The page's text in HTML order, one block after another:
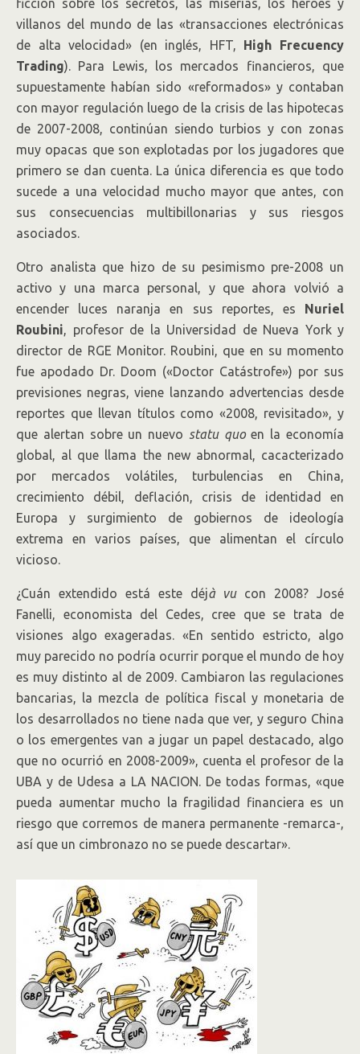
ficción sobre los secretos, las miserias, los héroes y
villanos del mundo de las «transacciones electrónicas
de alta velocidad» (en inglés, HFT, High Frecuency
Trading). Para Lewis, los mercados financieros, que
supuestamente habían sido «reformados» y contaban
con mayor regulación luego de la crisis de las hipotecas
de 2007-2008, continúan siendo turbios y con zonas
muy opacas que son explotadas por los jugadores que
primero se dan cuenta. La única diferencia es que todo
sucede a una velocidad mucho mayor que antes, con
sus consecuencias multibillonarias y sus riesgos
asociados.
Otro analista que hizo de su pesimismo pre-2008 un
activo y una marca personal, y que ahora volvió a
encender luces naranja en sus reportes, es Nuriel
Roubini, profesor de la Universidad de Nueva York y
director de RGE Monitor. Roubini, que en su momento
fue apodado Dr. Doom («Doctor Catástrofe») por sus
previsiones negras, viene lanzando advertencias desde
reportes que llevan títulos como «2008, revisitado», y
que alertan sobre un nuevo statu quoen la economía
global, al que llama the new abnormal, cacacterizado
por mercados volátiles, turbulencias en China,
crecimiento débil, deflación, crisis de identidad en
Europa y surgimiento de gobiernos de ideología
extrema en varios países, que alimentan el círculo
vicioso.
¿Cuán extendido está este déjàvucon 2008? José
Fanelli, economista del Cedes, cree que se trata de
visiones algo exageradas. «En sentido estricto, algo
muy parecido no podría ocurrir porque el mundo de hoy
es muy distinto al de 2009. Cambiaron las regulaciones
bancarias, la mezcla de política fiscal y monetaria de
los desarrollados no tiene nada que ver, y seguro China
o los emergentes van a jugar un papel destacado, algo
que no ocurrió en 2008-2009», cuenta el profesor de la
UBA y de Udesa a LA NACION. De todas formas, «que
pueda aumentar mucho la fragilidad financiera es un
riesgo que corremos de manera permanente -remarca-,
así que un cimbronazo no se puede descartar».